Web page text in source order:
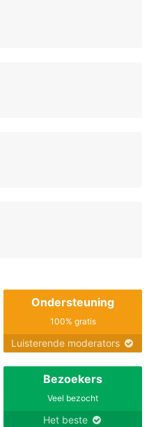
Ondersteuning
100% gratis
Luisterende moderators
Bezoekers
Veel bezocht
Het beste